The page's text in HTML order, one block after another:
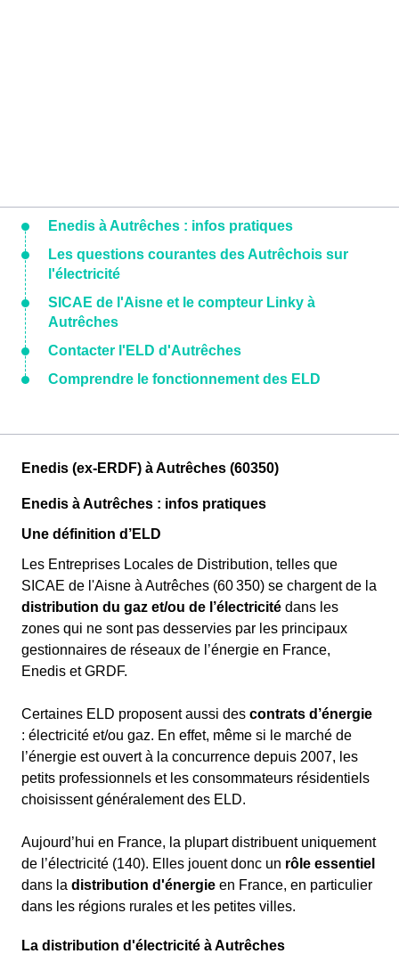
Enedis à Autrêches : infos pratiques
Les questions courantes des Autrêchois sur
l'électricité
SICAE de l'Aisne et le compteur Linky à
Autrêches
Contacter l'ELD d'Autrêches
Comprendre le fonctionnement des ELD
Enedis (ex-ERDF) à Autrêches (60350)
Enedis à Autrêches : infos pratiques
Une définition d’ELD
Les Entreprises Locales de Distribution, telles que
SICAE de l'Aisne à Autrêches (60 350) se chargent de la
distribution du gaz et/ou de l’électricité dans les
zones qui ne sont pas desservies par les principaux
gestionnaires de réseaux de l’énergie en France,
Enedis et GRDF.
Certaines ELD proposent aussi des contrats d’énergie
: électricité et/ou gaz. En effet, même si le marché de
l’énergie est ouvert à la concurrence depuis 2007, les
petits professionnels et les consommateurs résidentiels
choisissent généralement des ELD.
Aujourd’hui en France, la plupart distribuent uniquement
de l’électricité (140). Elles jouent donc un rôle essentiel
dans la distribution d'énergie en France, en particulier
dans les régions rurales et les petites villes.
La distribution d'électricité à Autrêches